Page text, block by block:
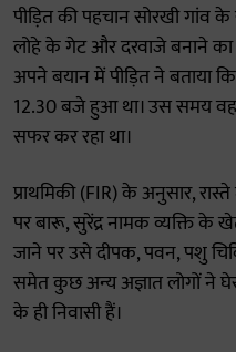
पीड़ित की पहचान सोरखी गांव
लोहे के गेट और दरवाजे बनाने
अपने बयान में पीड़ित ने बताया
12.30 बजे हुआ था। उस समय
सफर कर रहा था।
प्राथमिकी (FIR) के अनुसार,
पर बारू, सुरेंद्र नामक व्यक्ति
जाने पर उसे दीपक, पवन, पशु
समेत कुछ अन्य अज्ञात लोगों ने
के ही निवासी हैं।